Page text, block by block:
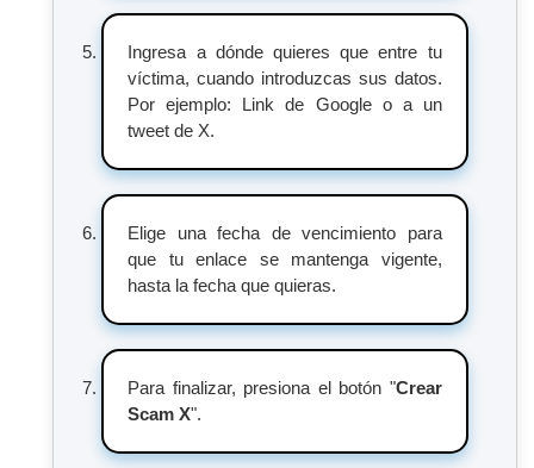
Ingresa a dónde quieres que entre tu
víctima, cuando introduzcas sus datos.
Por ejemplo: Link de Google o a un
tweet de X.
Elige una fecha de vencimiento para
que tu enlace se mantenga vigente,
hasta la fecha que quieras.
Para finalizar, presiona el botón "Crear
Scam X".